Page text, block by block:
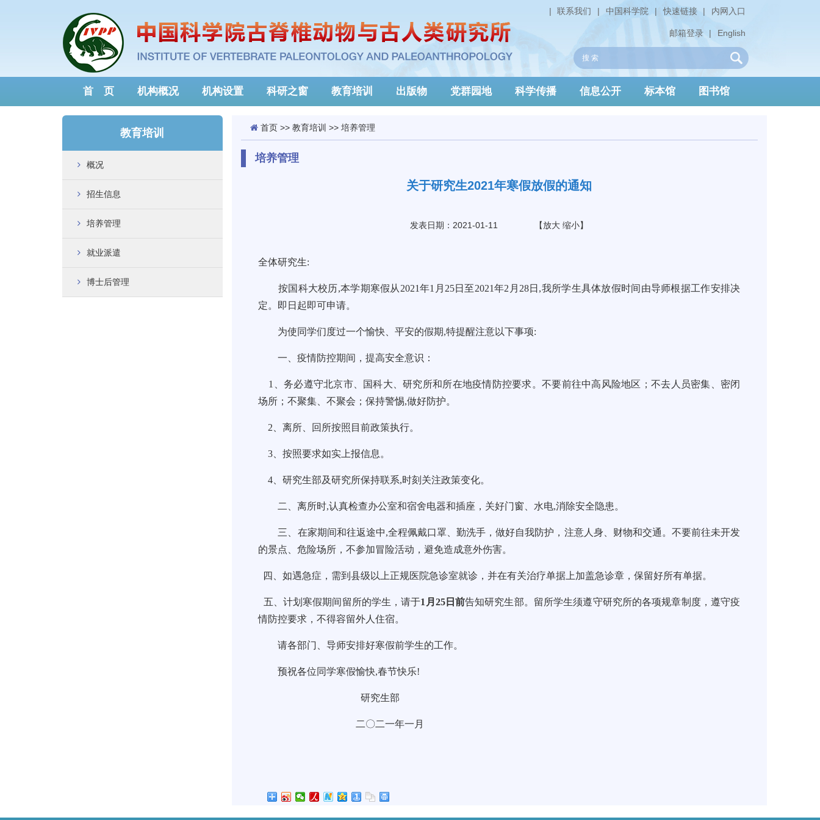
内网入口
|
快速链接
|
中国科学院
|
联系我们
|
English
|
邮箱登录
首 页 机构概况 机构设置 科研之窗 教育培训 出版物 党群园地 科学传播 信息公开 标本馆 图书馆
教育培训
概况
招生信息
培养管理
就业派遣
博士后管理
首页>> 教育培训 >> 培养管理
培养管理
关于研究生2021年寒假放假的通知
发表日期：2021-01-11 【放大 缩小】
全体研究生:
按国科大校历,本学期寒假从2021年1月25日至2021年2月28日,我所学生具体放假时间由导师根据工作安排决
定。即日起即可申请。
为使同学们度过一个愉快、平安的假期,特提醒注意以下事项:
一、疫情防控期间，提高安全意识：
1、务必遵守北京市、国科大、研究所和所在地疫情防控要求。不要前往中高风险地区；不去人员密集、密闭
场所；不聚集、不聚会；保持警惕,做好防护。
2、离所、回所按照目前政策执行。
3、按照要求如实上报信息。
4、研究生部及研究所保持联系,时刻关注政策变化。
二、离所时,认真检查办公室和宿舍电器和插座，关好门窗、水电,消除安全隐患。
三、在家期间和往返途中,全程佩戴口罩、勤洗手，做好自我防护，注意人身、财物和交通。不要前往未开发
的景点、危险场所，不参加冒险活动，避免造成意外伤害。
四、如遇急症，需到县级以上正规医院急诊室就诊，并在有关治疗单据上加盖急诊章，保留好所有单据。
五、计划寒假期间留所的学生，请于1月25日前告知研究生部。留所学生须遵守研究所的各项规章制度，遵守疫
情防控要求，不得容留外人住宿。
请各部门、导师安排好寒假前学生的工作。
预祝各位同学寒假愉快,春节快乐!
研究生部
二〇二一年一月